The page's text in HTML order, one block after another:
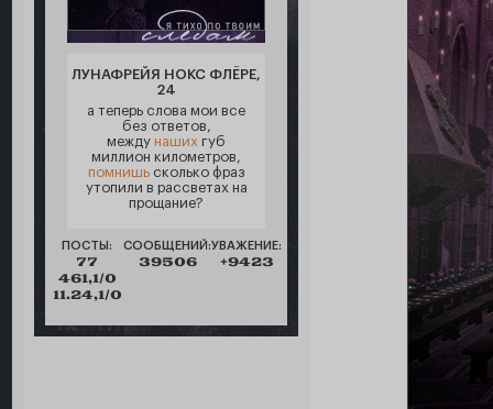
ЛУНАФРЕЙЯ НОКС ФЛЁРЕ,
24
а теперь слова мои все
без ответов,
между наших губ
миллион километров,
помнишьсколько фраз
утопили в рассветах на
прощание?
ПОСТЫ:
77
461,1/0
11.24,1/0
СООБЩЕНИЙ:
39506
УВАЖЕНИЕ:
+9423